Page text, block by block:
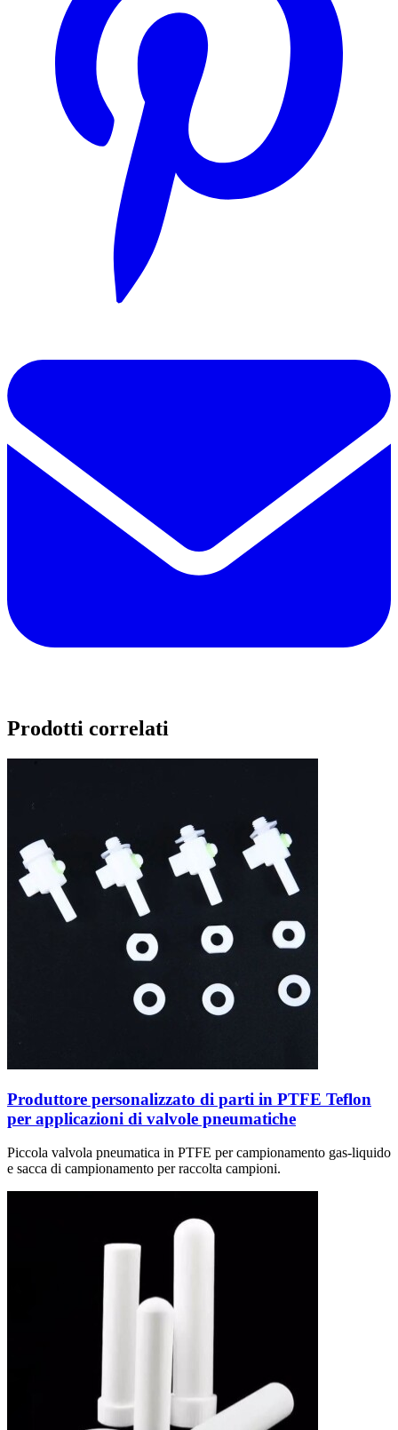
Prodotti correlati
Produttore personalizzato di parti in PTFE Teflon
per applicazioni di valvole pneumatiche
Piccola valvola pneumatica in PTFE per campionamento gas-liquido
e sacca di campionamento per raccolta campioni.